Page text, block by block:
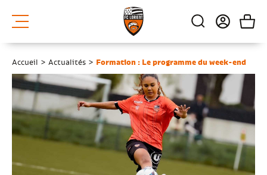
Accueil > Actualités > Formation : Le programme du week-end